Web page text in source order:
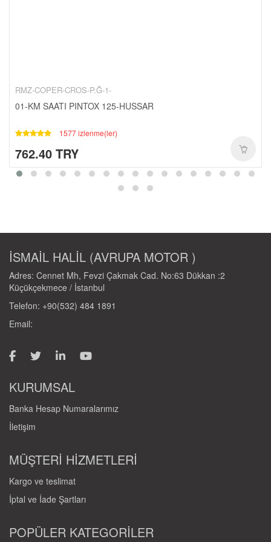
RMZ-COPER-CROS-P.Ğ-1-
01-KM SAATI PINTOX 125-HUSSAR
1577 izlenme(ler)
762.40 TRY
İSMAİL HALİL (AVRUPA MOTOR )
Adres: Cennet Mh, Fevzi Çakmak Cad. No:63 Dükkan :2
Küçükçekmece / İstanbul
Telefon: +90(532) 484 1891
Email:
KURUMSAL
Banka Hesap Numaralarımız
İletişim
MÜŞTERİ HİZMETLERİ
Kargo ve teslimat
İptal ve İade Şartları
POPÜLER KATEGORİLER